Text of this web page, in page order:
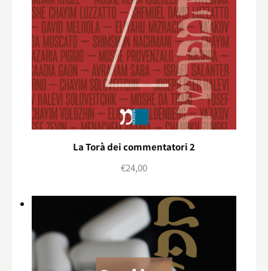
La Torà dei commentatori 2
€24,00